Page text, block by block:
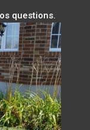
questions.